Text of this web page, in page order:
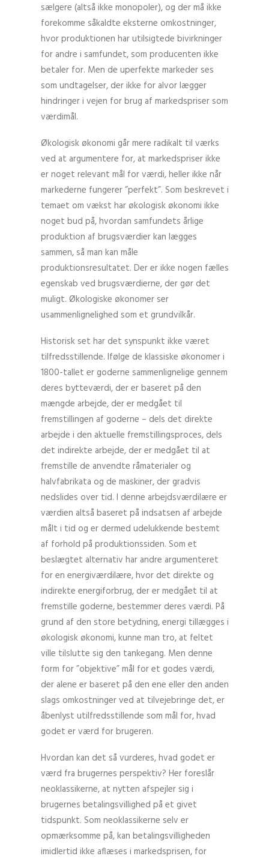
sælgere (altså ikke monopoler), og der må ikke
forekomme såkaldte eksterne omkostninger,
hvor produktionen har utilsigtede bivirkninger
for andre i samfundet, som producenten ikke
betaler for. Men de uperfekte markeder ses
som undtagelser, der ikke for alvor lægger
hindringer i vejen for brug af markedspriser som
værdimål.
Økologisk økonomi går mere radikalt til værks
ved at argumentere for, at markedspriser ikke
er noget relevant mål for værdi, heller ikke når
markederne fungerer ”perfekt”. Som beskrevet i
temaet om vækst har økologisk økonomi ikke
noget bud på, hvordan samfundets årlige
produktion af brugsværdier kan lægges
sammen, så man kan måle
produktionsresultatet. Der er ikke nogen fælles
egenskab ved brugsværdierne, der gør det
muligt. Økologiske økonomer ser
usammenlignelighed som et grundvilkår.
Historisk set har det synspunkt ikke været
tilfredsstillende. Ifølge de klassiske økonomer i
1800-tallet er goderne sammenlignelige gennem
deres bytteværdi, der er baseret på den
mængde arbejde, der er medgået til
fremstillingen af goderne – dels det direkte
arbejde i den aktuelle fremstillingsproces, dels
det indirekte arbejde, der er medgået til at
fremstille de anvendte råmaterialer og
halvfabrikata og de maskiner, der gradvis
nedslides over tid. I denne arbejdsværdilære er
værdien altså baseret på indsatsen af arbejde
målt i tid og er dermed udelukkende bestemt
af forhold på produktionssiden. Som et
beslægtet alternativ har andre argumenteret
for en energiværdilære, hvor det direkte og
indirekte energiforbrug, der er medgået til at
fremstille goderne, bestemmer deres værdi. På
grund af den store betydning, energi tillægges i
økologisk økonomi, kunne man tro, at feltet
ville tilslutte sig den tankegang. Men denne
form for ”objektive” mål for et godes værdi,
der alene er baseret på den ene eller den anden
slags omkostninger ved at tilvejebringe det, er
åbenlyst utilfredsstillende som mål for, hvad
godet er værd for brugeren.
Hvordan kan det så vurderes, hvad godet er
værd fra brugernes perspektiv? Her foreslår
neoklassikerne, at nytten afspejler sig i
brugernes betalingsvillighed på et givet
tidspunkt. Som neoklassikerne selv er
opmærksomme på, kan betalingsvilligheden
imidlertid ikke aflæses i markedsprisen, for